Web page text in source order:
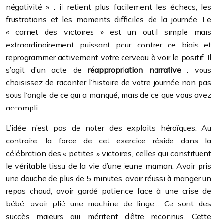
négativité » : il retient plus facilement les échecs, les
frustrations et les moments difficiles de la journée. Le
« carnet des victoires » est un outil simple mais
extraordinairement puissant pour contrer ce biais et
reprogrammer activement votre cerveau à voir le positif. Il
s’agit d’un acte deréappropriation narrative: vous
choisissez de raconter l’histoire de votre journée non pas
sous l’angle de ce qui a manqué, mais de ce que vous avez
accompli.
L’idée n’est pas de noter des exploits héroïques. Au
contraire, la force de cet exercice réside dans la
célébration des « petites » victoires, celles qui constituent
le véritable tissu de la vie d’une jeune maman. Avoir pris
une douche de plus de 5 minutes, avoir réussi à manger un
repas chaud, avoir gardé patience face à une crise de
bébé, avoir plié une machine de linge… Ce sont des
succès majeurs qui méritent d’être reconnus. Cette